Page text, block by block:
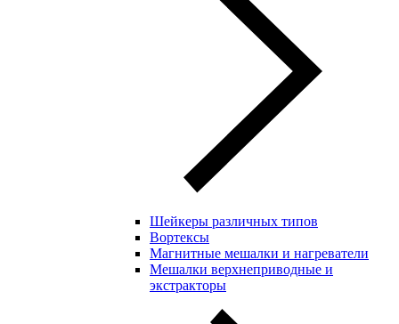
Шейкеры различных типов
Вортексы
Магнитные мешалки и нагреватели
Мешалки верхнеприводные и
экстракторы